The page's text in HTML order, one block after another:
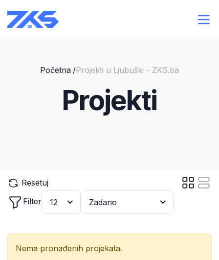
Početna /Projekti u Ljubuški - ZKS.ba
Projekti
Resetuj
Filter
12 Zadano
Nema pronađenih projekata.